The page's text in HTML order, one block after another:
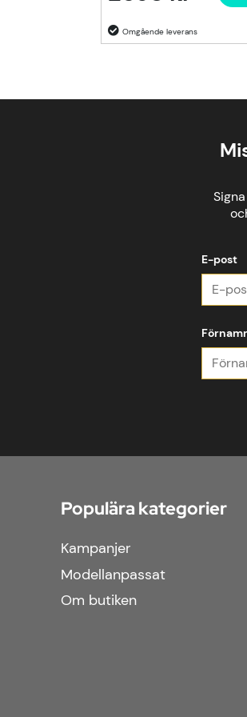
E-post
Populära kategorier
Kampanjer
Modellanpassat
Om butiken